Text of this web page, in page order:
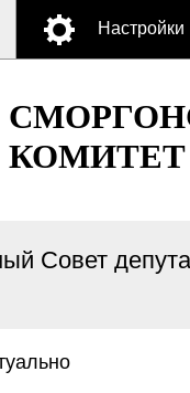
Настройки
КОМИТЕТ
Совет